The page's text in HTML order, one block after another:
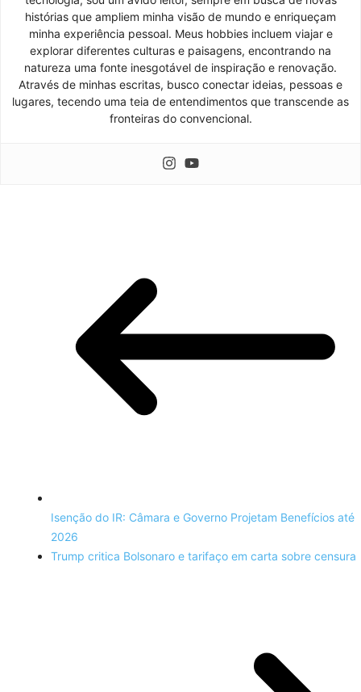
histórias que ampliem minha visão de mundo e enriqueçam
minha experiência pessoal. Meus hobbies incluem viajar e
explorar diferentes culturas e paisagens, encontrando na
natureza uma fonte inesgotável de inspiração e renovação.
Através de minhas escritas, busco conectar ideias, pessoas e
lugares, tecendo uma teia de entendimentos que transcende as
fronteiras do convencional.
Isenção do IR: Câmara e Governo Projetam Benefícios até
2026
Trump critica Bolsonaro e tarifaço em carta sobre censura